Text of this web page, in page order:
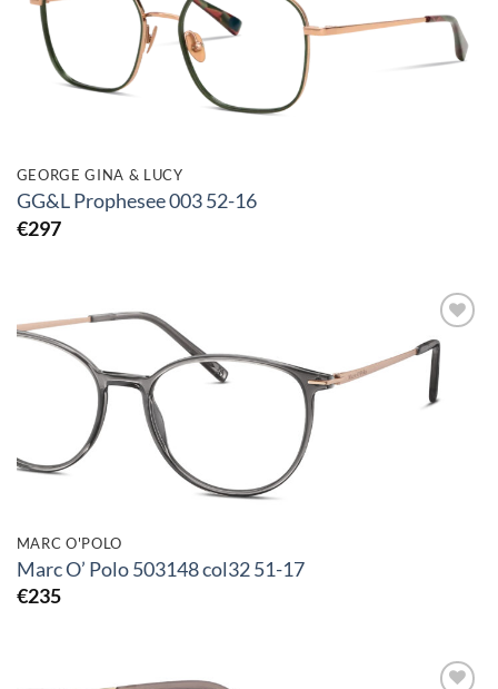
GEORGE GINA & LUCY
GG&L Prophesee 003 52-16
€297
Toevoegen
aan
verlanglijst
MARC O'POLO
Marc O’ Polo 503148 col32 51-17
€235